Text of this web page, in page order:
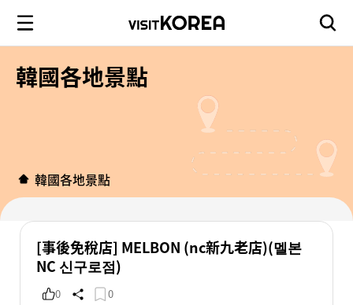
韓國各地景點
韓國各地景點
[事後免稅店] MELBON (nc新九老店)(멜본
NC 신구로점)
0 0